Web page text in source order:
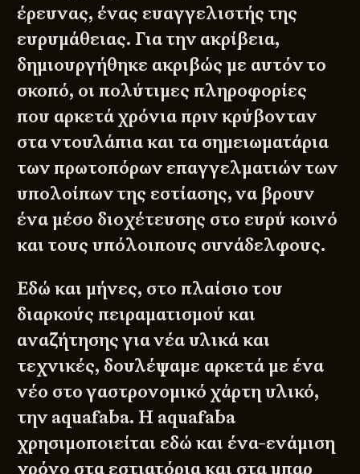
έρευνας, ένας ευαγγελιστής της
ευρυμάθειας. Για την ακρίβεια,
δημιουργήθηκε ακριβώς με αυτόν το
σκοπό, οι πολύτιμες πληροφορίες
που αρκετά χρόνια πριν κρύβονταν
στα ντουλάπια και τα σημειωματάρια
των πρωτοπόρων επαγγελματιών των
υπολοίπων της εστίασης, να βρουν
ένα μέσο διοχέτευσης στο ευρύ κοινό
και τους υπόλοιπους συνάδελφους.
Εδώ και μήνες, στο πλαίσιο του
διαρκούς πειραματισμού και
αναζήτησης για νέα υλικά και
τεχνικές, δουλέψαμε αρκετά με ένα
νέο στο γαστρονομικό χάρτη υλικό,
την aquafaba. Η aquafaba
χρησιμοποιείται εδώ και ένα-ενάμιση
χρόνο στα εστιατόρια και στα μπαρ